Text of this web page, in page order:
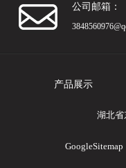
公司邮箱：
产品展示
湖北省
GoogleSitemap